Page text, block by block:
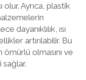
olur. Ayrıca, plastik
dayanıklılık, ısı
artırılabilir. Bu
olmasını ve